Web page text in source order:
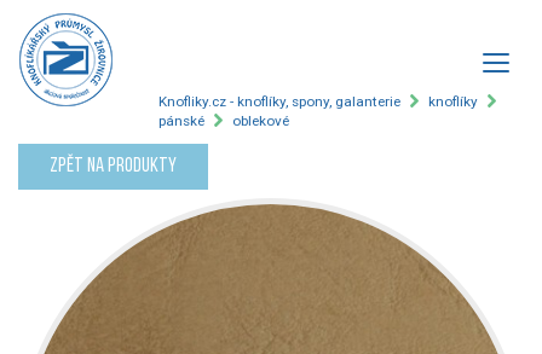
Knofliky.cz - knoflíky, spony, galanterie
knoflíky
pánské
oblekové
Zpět na produkty